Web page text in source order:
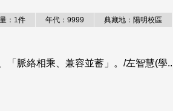
：1件 年代：9999 典藏地：陽明校區
「脈絡相乘、兼容並蓄」。/左智慧(學..